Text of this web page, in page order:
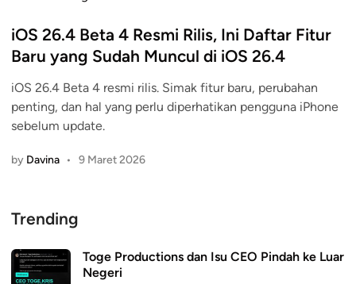
s
t
d
i
n
iOS 26.4 Beta 4 Resmi Rilis, Ini Daftar Fitur
Baru yang Sudah Muncul di iOS 26.4
iOS 26.4 Beta 4 resmi rilis. Simak fitur baru, perubahan
penting, dan hal yang perlu diperhatikan pengguna iPhone
sebelum update.
by Davina • 9 Maret 2026
Trending
Toge Productions dan Isu CEO Pindah ke Luar
Negeri